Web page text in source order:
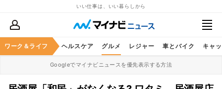
いい仕事は、いい暮らしから
ワーク＆ライフ
マネー 暮らし ヘルスケア グルメ レジャー 車とバイク キャ
Googleでマイナビニュースを優先表示する方法